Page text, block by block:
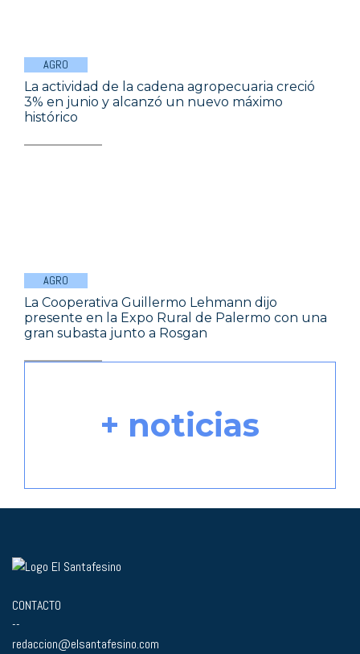
AGRO
La actividad de la cadena agropecuaria creció
3% en junio y alcanzó un nuevo máximo
histórico
AGRO
La Cooperativa Guillermo Lehmann dijo
presente en la Expo Rural de Palermo con una
gran subasta junto a Rosgan
+ noticias
CONTACTO
--
redaccion@elsantafesino.com